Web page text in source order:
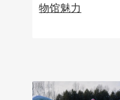
物馆魅力